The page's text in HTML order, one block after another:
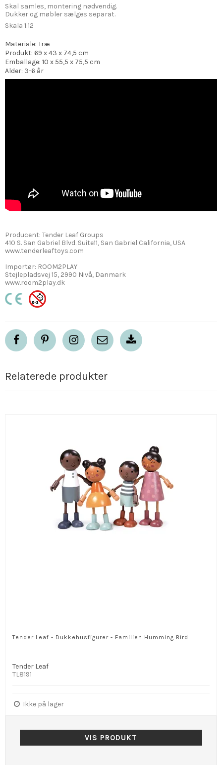
Skal samles, montering nødvendig.
Dukker og møbler sælges separat.
Skala 1:12
Materiale: Træ
Produkt: 69 x 43 x 74,5 cm
Emballage: 10 x 55,5 x 75,5 cm
Alder: 3-6 år
Producent: Tender Leaf Groups
410 S. San Gabriel Blvd. Suite11, San Gabriel California, USA
www.tenderleaftoys.com
Importør: ROOM2PLAY
Stejlepladsvej 15, 2990 Nivå, Danmark
www.room2play.dk
Relaterede produkter
Tender Leaf - Dukkehusfigurer - Familien Humming Bird
Tender Leaf
TL8191
Ikke på lager
VIS PRODUKT